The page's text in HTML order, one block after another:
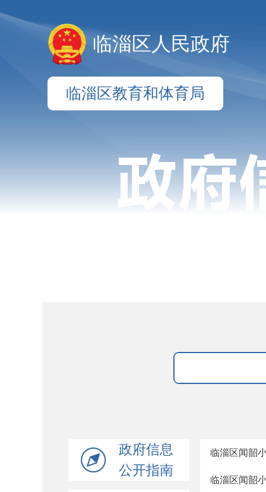
临淄区人民政府
临淄区教育和体育局
政府信息
公开指南
临淄区闻韶
临淄区闻韶